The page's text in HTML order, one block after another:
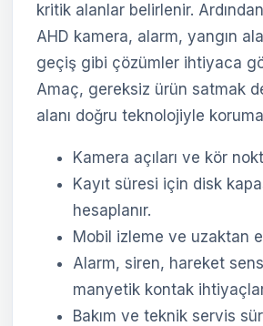
kritik alanlar belirlenir.
AHD kamera, alarm, yangın
geçiş gibi çözümler ihtiyaca
Amaç, gereksiz ürün satmak
alanı doğru teknolojiyle
Kamera açıları ve kör
Kayıt süresi için disk
hesaplanır.
Mobil izleme ve uzaktan
Alarm, siren, hareket
manyetik kontak ihtiyaçları
Bakım ve teknik servis